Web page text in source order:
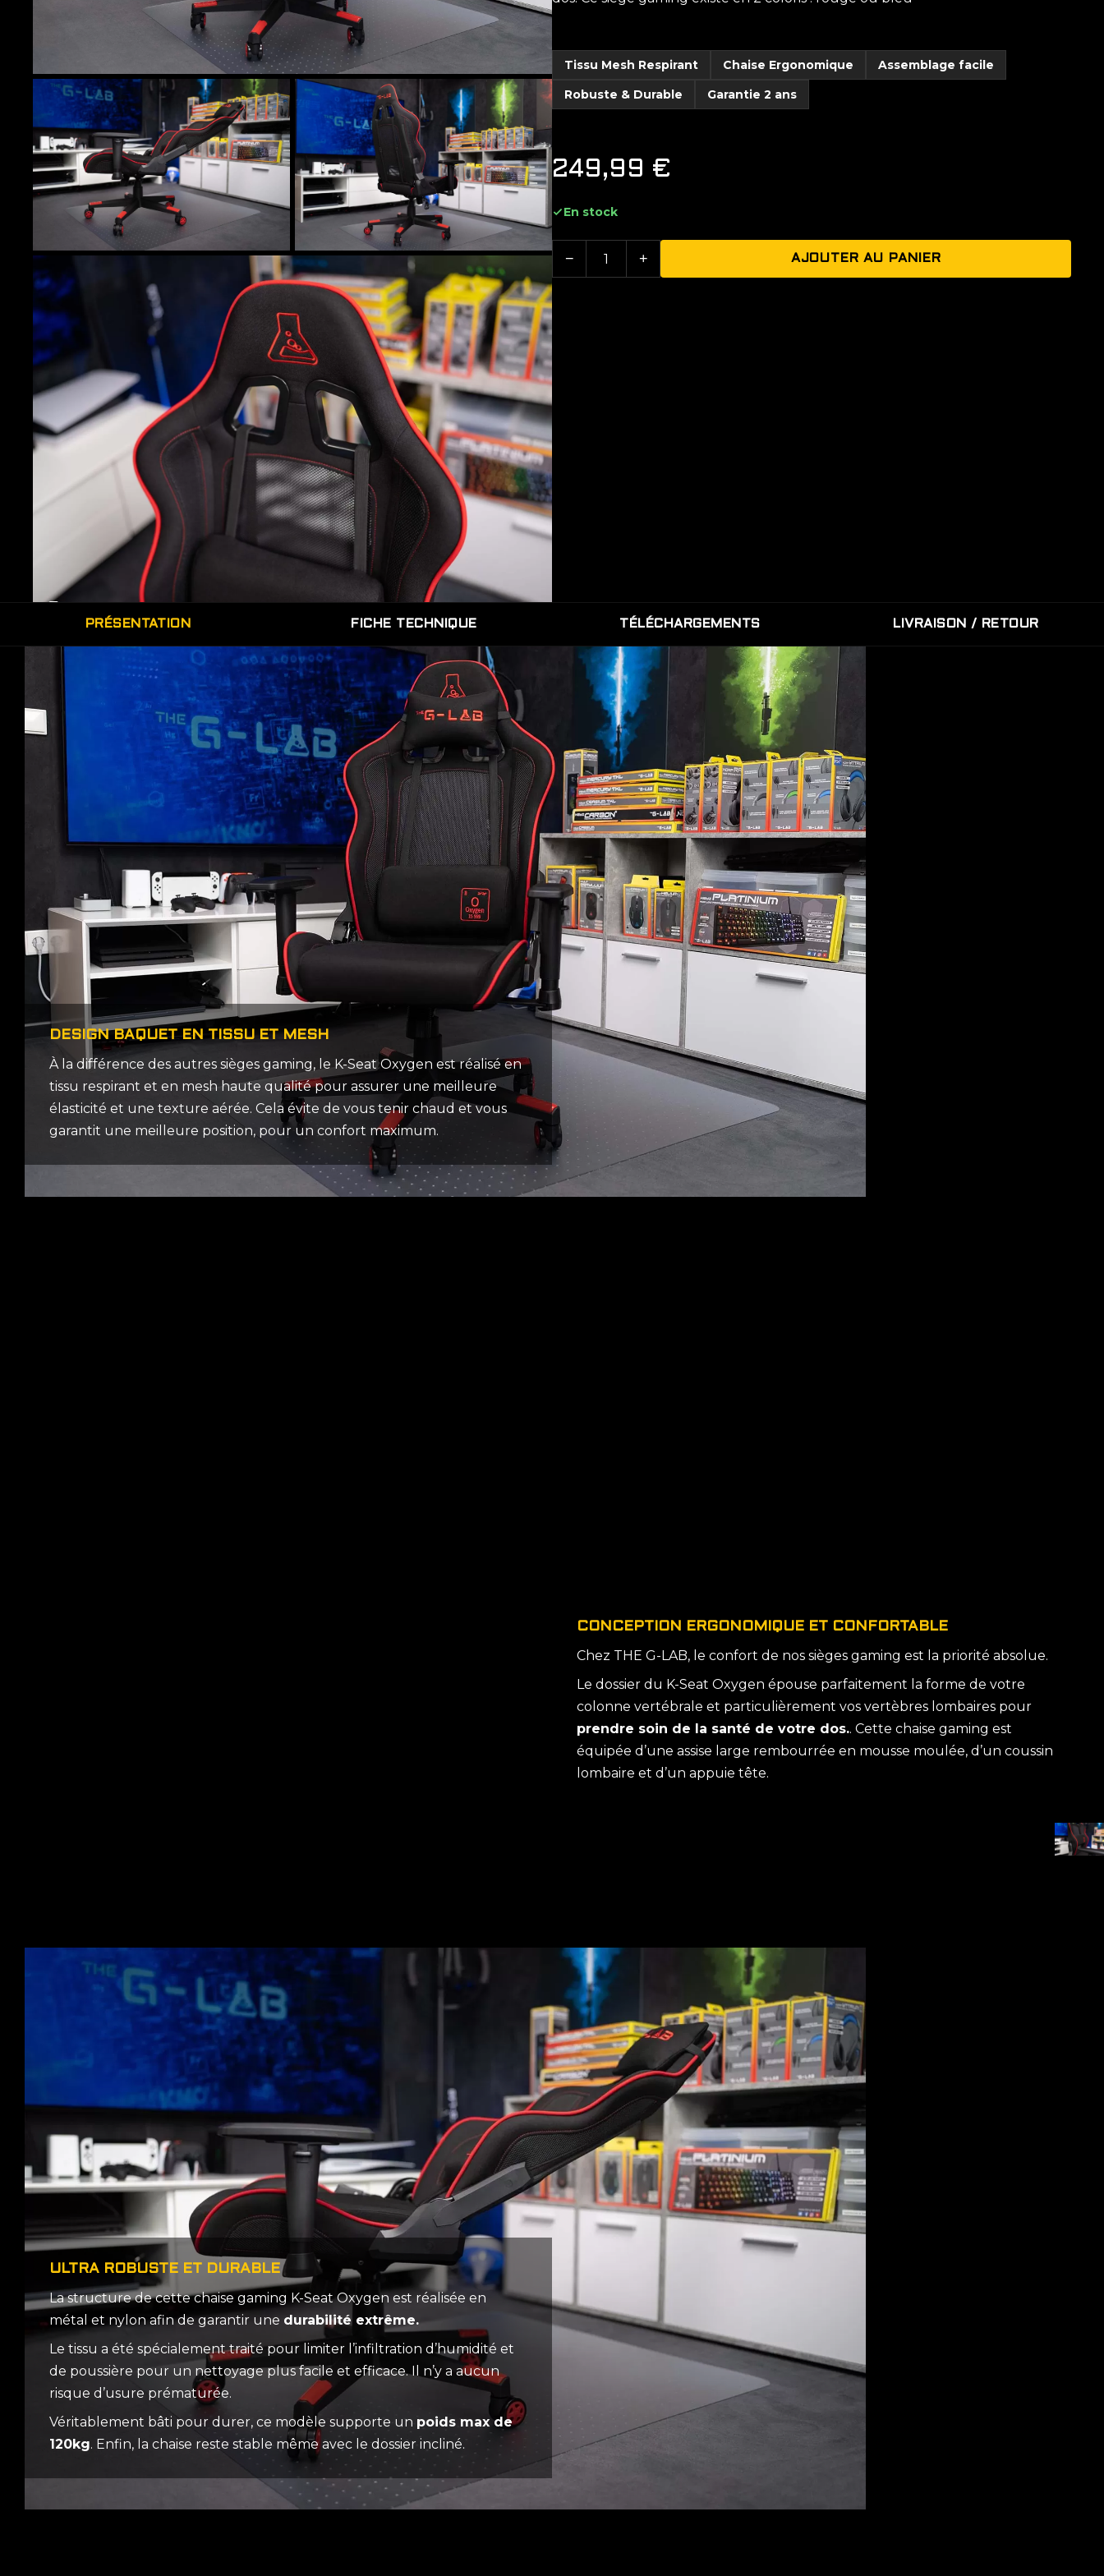
Tissu Mesh Respirant Chaise Ergonomique
Assemblage facile
Robuste & Durable
Garantie 2 ans
249,99 €
En stock
− + AJOUTER AU PANIER
PRÉSENTATION FICHE TECHNIQUE TÉLÉCHARGEMENTS LIVRAISON / RETOUR
DESIGN BAQUET EN TISSU ET MESH
À la différence des autres sièges gaming, le K-Seat Oxygen est réalisé en
tissu respirant et en mesh haute qualité pour assurer une meilleure
élasticité et une texture aérée. Cela évite de vous tenir chaud et vous
garantit une meilleure position, pour un confort maximum.
CONCEPTION ERGONOMIQUE ET CONFORTABLE
Chez THE G-LAB, le confort de nos sièges gaming est la priorité absolue.
Le dossier du K-Seat Oxygen épouse parfaitement la forme de votre
colonne vertébrale et particulièrement vos vertèbres lombaires pour
prendre soin de la santé de votre dos.. Cette chaise gaming est
équipée d’une assise large rembourrée en mousse moulée, d’un coussin
lombaire et d’un appuie tête.
ULTRA ROBUSTE ET DURABLE
La structure de cette chaise gaming K-Seat Oxygen est réalisée en
métal et nylon afin de garantir une durabilité extrême.
Le tissu a été spécialement traité pour limiter l’infiltration d’humidité et
de poussière pour un nettoyage plus facile et efficace. Il n’y a aucun
risque d’usure prématurée.
Véritablement bâti pour durer, ce modèle supporte un poids max de
120kg. Enfin, la chaise reste stable même avec le dossier incliné.